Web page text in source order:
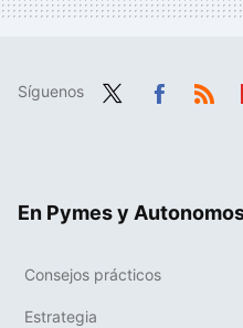
Síguenos
En Pymes y
Consejos prácticos
Estrategia